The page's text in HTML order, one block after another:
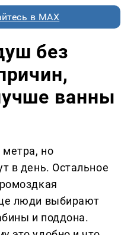
в MAX
без
ванны
метра, но
в день. Остальное
люди выбирают
и поддона.